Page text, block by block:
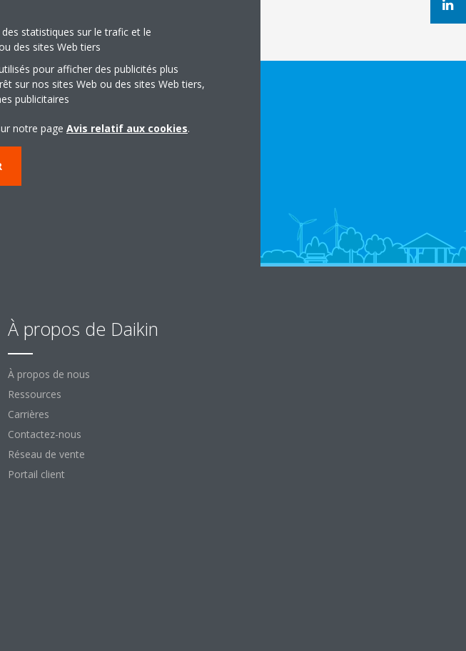
À propos de Daikin
À propos de nous
Ressources
Carrières
Contactez-nous
Réseau de vente
Portail client
statistiques sur le trafic et le
des sites Web tiers
pour afficher des publicités plus
sur nos sites Web ou des sites Web tiers,
publicitaires
notre page Avis relatif aux cookies.